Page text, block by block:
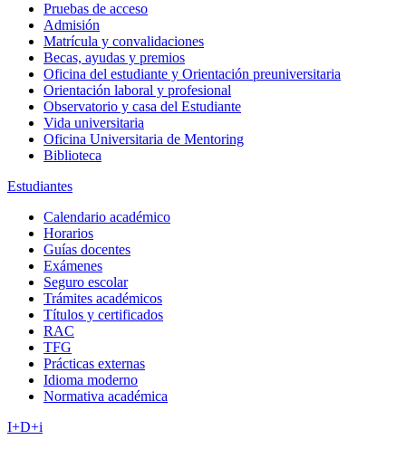
Pruebas de acceso
Admisión
Matrícula y convalidaciones
Becas, ayudas y premios
Oficina del estudiante y Orientación preuniversitaria
Orientación laboral y profesional
Observatorio y casa del Estudiante
Vida universitaria
Oficina Universitaria de Mentoring
Biblioteca
Estudiantes
Calendario académico
Horarios
Guías docentes
Exámenes
Seguro escolar
Trámites académicos
Títulos y certificados
RAC
TFG
Prácticas externas
Idioma moderno
Normativa académica
I+D+i